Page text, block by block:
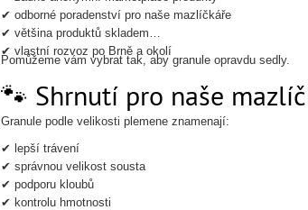
✔ odborné poradenství pro naše mazlíčkáře
✔ většina produktů skladem
✔ vlastní rozvoz po Brně a okolí
Pomůžeme vám vybrat tak, aby granule opravdu sedly.
🐾 Shrnutí pro naše
Granule podle velikosti plemene znamenají:
✔ lepší trávení
✔ správnou velikost sousta
✔ podporu kloubů
✔ kontrolu hmotnosti